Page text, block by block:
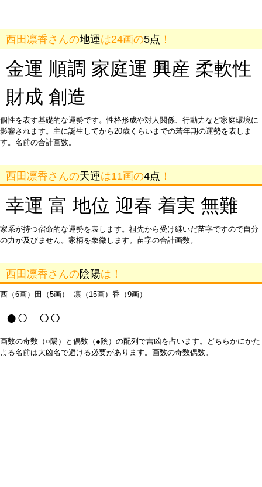
西田凛香さんの地運は24画の5点 ！
金運 順調 家庭運 興産 柔軟性
財成 創造
個性を表す基礎的な運勢です。性格形成や対人関係、行動力など家庭環境に
影響されます。主に誕生してから20歳くらいまでの若年期の運勢を表しま
す。名前の合計画数。
西田凛香さんの天運は11画の4点 ！
幸運 富 地位 迎春 着実 無難
家系が持つ宿命的な運勢を表します。祖先から受け継いだ苗字ですので自分
の力が及びません。家柄を象徴します。苗字の合計画数。
西田凛香さんの陰陽は！
西（6画）田（5画） 凛（15画）香（9画）
●○ ○○
画数の奇数（○陽）と偶数（●陰）の配列で吉凶を占います。どちらかにかた
よる名前は大凶名で避ける必要があります。画数の奇数偶数。